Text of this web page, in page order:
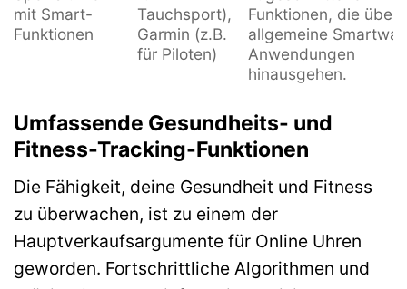
mit Smart-
Funktionen
Tauchsport),
Garmin (z.B.
für Piloten)
Funktionen, die über
allgemeine
Anwendungen
hinausgehen.
Umfassende Gesundheits- und
Fitness-Tracking-Funktionen
Die Fähigkeit, deine Gesundheit und Fitness
zu überwachen, ist zu einem der
Hauptverkaufsargumente für Online Uhren
geworden. Fortschrittliche Algorithmen und